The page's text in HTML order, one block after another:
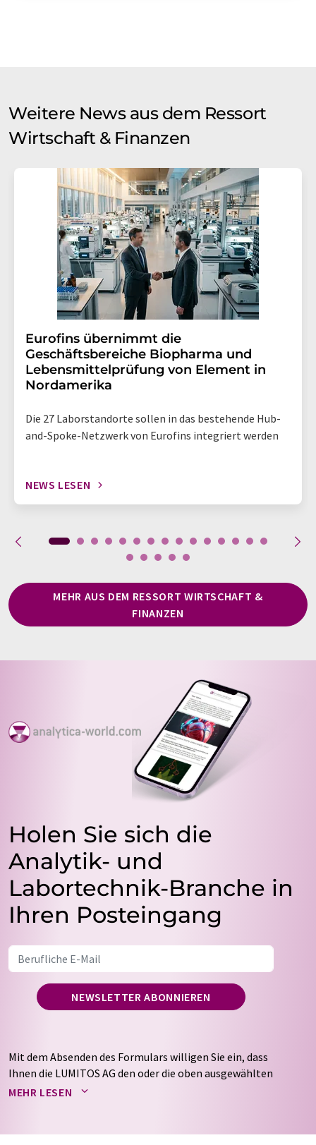
Weitere News aus dem Ressort
Wirtschaft & Finanzen
Eurofins übernimmt die
Geschäftsbereiche Biopharma und
Lebensmittelprüfung von Element in
Nordamerika
Die 27 Laborstandorte sollen in das bestehende Hub-
and-Spoke-Netzwerk von Eurofins integriert werden
NEWS LESEN
MEHR AUS DEM RESSORT WIRTSCHAFT &
FINANZEN
Holen Sie sich die
Analytik- und
Labortechnik-Branche in
Ihren Posteingang
NEWSLETTER ABONNIEREN
Mit dem Absenden des Formulars willigen Sie ein, dass
Ihnen die LUMITOS AG den oder die oben ausgewählten
Newsletter per E-Mail zusendet. Ihre Daten werden
auf Basis unsererDatenschutzerklärung. LUMITOS darf
MEHR LESEN